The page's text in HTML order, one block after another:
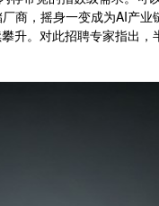
商，摇身一变成为AI产
升。对此招聘专家指出